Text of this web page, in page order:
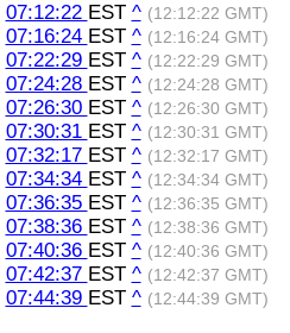
07:12:22 EST ^ (12:12:22 GMT)
07:16:24 EST ^ (12:16:24 GMT)
07:22:29 EST ^ (12:22:29 GMT)
07:24:28 EST ^ (12:24:28 GMT)
07:26:30 EST ^ (12:26:30 GMT)
07:30:31 EST ^ (12:30:31 GMT)
07:32:17 EST ^ (12:32:17 GMT)
07:34:34 EST ^ (12:34:34 GMT)
07:36:35 EST ^ (12:36:35 GMT)
07:38:36 EST ^ (12:38:36 GMT)
07:40:36 EST ^ (12:40:36 GMT)
07:42:37 EST ^ (12:42:37 GMT)
07:44:39 EST ^ (12:44:39 GMT)